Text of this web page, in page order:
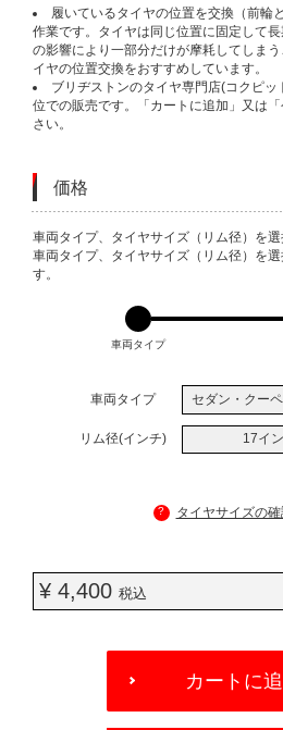
履いているタイヤの位置を交換（前輪
作業です。タイヤは同じ位置に固定して
の影響により一部分だけが摩耗してしま
イヤの位置交換をおすすめしています。
ブリヂストンのタイヤ専門店(コクピ
位での販売です。「カートに追加」又は
さい。
価格
VARIATIONS
車両タイプ、タイヤサイズ（リム径）を選
車両タイプ、タイヤサイズ（リム径）を
す。
車両タイプ
車両タイプ セダン・クー
リム径(インチ) 17イ
? タイヤサイズの
¥ 4,400 税込
OPTIONS
カートに